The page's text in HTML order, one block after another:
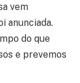
vem
anunciada.
do que
e prevemos